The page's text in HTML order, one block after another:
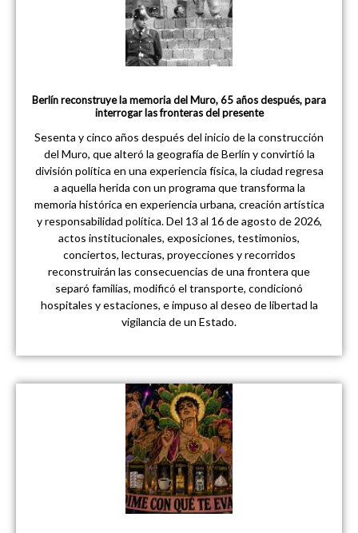
Berlín reconstruye la memoria del Muro, 65 años después, para
interrogar las fronteras del presente
Sesenta y cinco años después del inicio de la construcción
del Muro, que alteró la geografía de Berlín y convirtió la
división política en una experiencia física, la ciudad regresa
a aquella herida con un programa que transforma la
memoria histórica en experiencia urbana, creación artística
y responsabilidad política. Del 13 al 16 de agosto de 2026,
actos institucionales, exposiciones, testimonios,
conciertos, lecturas, proyecciones y recorridos
reconstruirán las consecuencias de una frontera que
separó familias, modificó el transporte, condicionó
hospitales y estaciones, e impuso al deseo de libertad la
vigilancia de un Estado.